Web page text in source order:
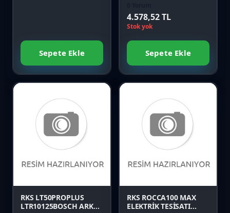
Sepete Ekle
4.578,52 TL
Stok yok
Sepete Ekle
Favori
Karşılaştır
RKS LT50PROPLUS
LTR10125BOSCH ARKA
Favori
Karşılaştır
RKS ROCCA100 MAX
ELEKTRİK TESİSATI